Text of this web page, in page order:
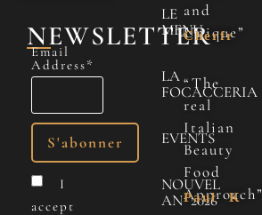
NEWSLETTER
Email
Address*
I
accept
LE
MENU
LA
FOCACCERIA
EVENTS
NOUVEL
AN 2026
and
Unique”
Cherfr
“The
real
Italian
Beauty
Food
Approach”
Paul K